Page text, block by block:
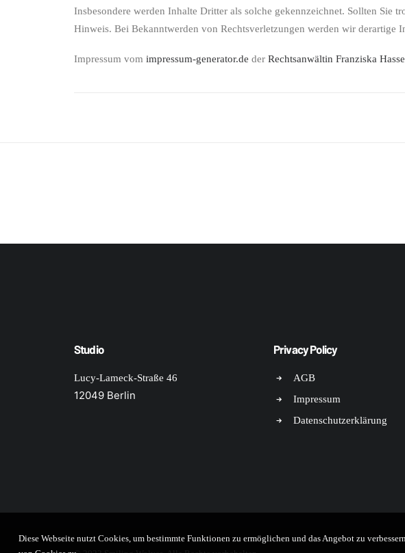
Insbesondere werden Inhalte Dritter als solche gekennzeichnet. Sollten Sie
Hinweis. Bei Bekanntwerden von Rechtsverletzungen werden wir derartige
Impressum vom impressum-generator.de der Rechtsanwältin Franziska
Studio
Lucy-Lameck-Straße 46
12049 Berlin
Privacy Policy
AGB
Impressum
Datenschutzerklärung
Diese Webseite nutzt Cookies, um bestimmte Funktionen zu ermöglichen und das Angebot zu